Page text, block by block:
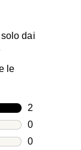
dai
le
2
2
0
0
0